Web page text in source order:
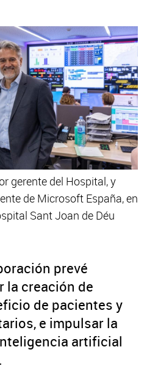
gerente del Hospital, y
de Microsoft España, en
Sant Joan de Déu
prevé
la creación de
de pacientes y
e impulsar la
artificial